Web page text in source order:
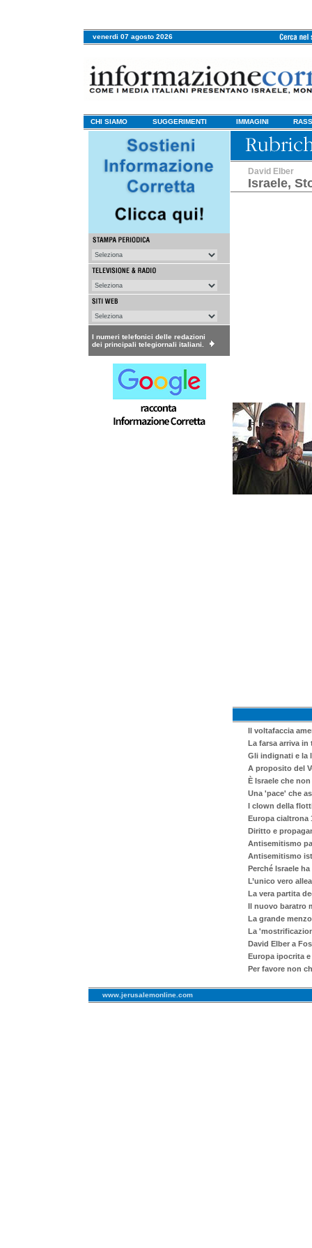
venerdi 07 agosto 2026
CHI SIAMO SUGGERIMENTI IMMAGINI
I numeri telefonici delle redazioni
dei principali telegiornali italiani.
David Elber
Israele,
Il voltafaccia
La farsa arriva in
Gli indignati e la
A proposito del
È Israele che
Una 'pace' che
I clown della
Europa cialtrona
Diritto e
Antisemitismo
Antisemitismo
Perché Israele
L’unico vero
La vera partita
Il nuovo baratro
La grande
La
David Elber a
Europa ipocrita e
Per favore non
www.jerusalemonline.com